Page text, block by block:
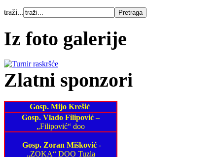
traži...
Iz foto galerije
Zlatni sponzori
Gosp. Mijo Krešić
Gosp. Vlado Filipović –
„Filipović“ doo
Gosp. Zoran Mišković -
„ZOKA“ DOO Tuzla